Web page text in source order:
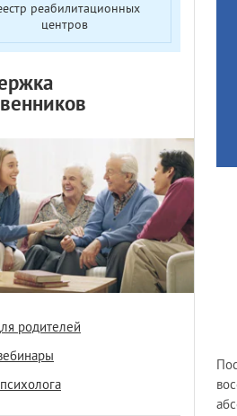
реабилитационных
центров
родителей